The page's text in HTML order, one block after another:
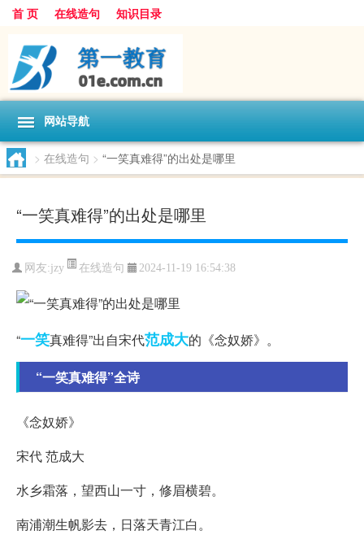
首 页 在线造句 知识目录
网站导航
> 在线造句 > “一笑真难得”的出处是哪里
“一笑真难得”的出处是哪里
网友:jzy 在线造句 2024-11-19 16:54:38
“一笑真难得”出自宋代范成大的《念奴娇》。
“一笑真难得”全诗
《念奴娇》
宋代 范成大
水乡霜落，望西山一寸，修眉横碧。
南浦潮生帆影去，日落天青江白。